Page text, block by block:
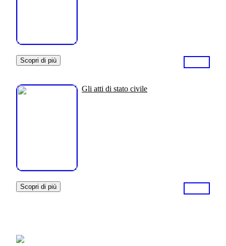
Scopri di più
Gli atti di stato civile
Scopri di più